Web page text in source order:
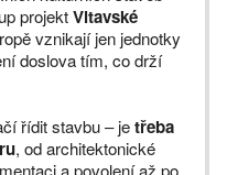
projektVltavské
vznikají jen jednotky
doslova tím, co drží
řídit stavbu – jetřeba
, od architektonické
a povolení až po